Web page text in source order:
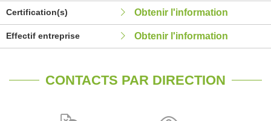
Certification(s) Obtenir l'information
Effectif entreprise Obtenir l'information
CONTACTS PAR DIRECTION